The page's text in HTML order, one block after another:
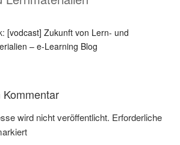
[vodcast] Zukunft von Lern- und
– e-Learning Blog
wird nicht veröffentlicht. Erforderliche